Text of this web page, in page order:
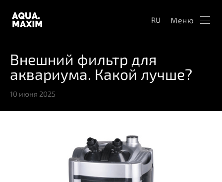
RU Меню
Внешний фильтр для
аквариума. Какой лучше?
10 июня 2025